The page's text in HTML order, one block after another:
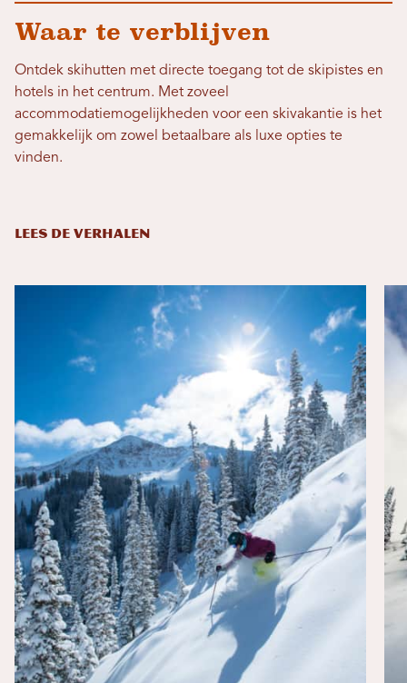
Waar te verblijven
Ontdek skihutten met directe toegang tot de skipistes en
hotels in het centrum. Met zoveel
accommodatiemogelijkheden voor een skivakantie is het
gemakkelijk om zowel betaalbare als luxe opties te
vinden.
LEES DE VERHALEN